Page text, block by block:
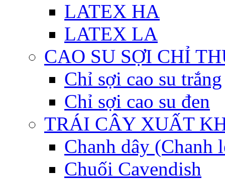
LATEX HA
LATEX LA
CAO SU SỢI CHỈ
Chỉ sợi cao su trắng
Chỉ sợi cao su đen
TRÁI CÂY XUẤT
Chanh dây (Chanh
Chuối Cavendish